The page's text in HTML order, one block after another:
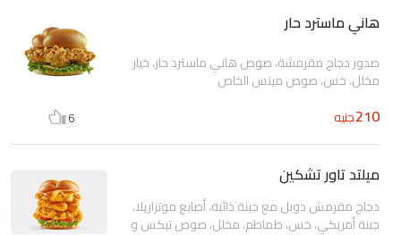
هاني ماسترد حار
صدور دجاج مقرمشة، صوص هاني ماسترد حار، خيار
مخلل، خس، صوص مينس الخاص
210جنيه 6
ميلتد تاور تشكين
دجاج مقرمش دوبل مع جبنة ذائبة، أصابع موتزاريلا،
جبنة أمريكي، خس، طماطم، مخلل، صوص تيكس و